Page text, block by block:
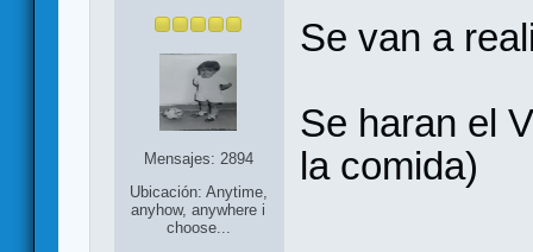
Mensajes: 2894
Ubicación: Anytime,
anyhow, anywhere i
choose...
Se van a
Se haran el
la comida)